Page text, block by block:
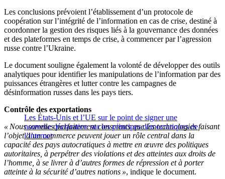
Les conclusions prévoient l’établissement d’un protocole de
coopération sur l’intégrité de l’information en cas de crise, destiné à
coordonner la gestion des risques liés à la gouvernance des données
et des plateformes en temps de crise, à commencer par l’agression
russe contre l’Ukraine.
Le document souligne également la volonté de développer des outils
analytiques pour identifier les manipulations de l’information par des
puissances étrangères et lutter contre les campagnes de
désinformation russes dans les pays tiers.
Les États-Unis et l’UE sur le point de signer une
nouvelle déclaration sur les principes démocratiques de
l’internet
Contrôle des exportations
« Nous sommes parfaitement conscients que les technologies faisant
l’objet d’un commerce peuvent jouer un rôle central dans la
capacité des pays autocratiques à mettre en œuvre des politiques
autoritaires, à perpétrer des violations et des atteintes aux droits de
l’homme, à se livrer à d’autres formes de répression et à porter
atteinte à la sécurité d’autres nations », indique le document.